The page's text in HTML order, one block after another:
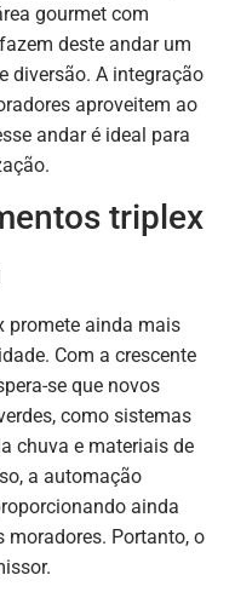
gourmet com
deste andar um
diversão. A integração
aproveitem ao
andar é ideal para
triplex
promete ainda mais
Com a crescente
se que novos
como sistemas
chuva e materiais de
a automação
ainda
Portanto, o